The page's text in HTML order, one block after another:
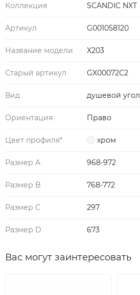
Коллекция SCANDIC NXT
Артикул G001058120
Название модели X203
Старый артикул GX00072C2
Вид душевой угол
Ориентация Право
Цвет профиля* хром
Размер A 968-972
Размер B 768-772
Размер C 297
Размер D 673
Вас могут заинтересовать